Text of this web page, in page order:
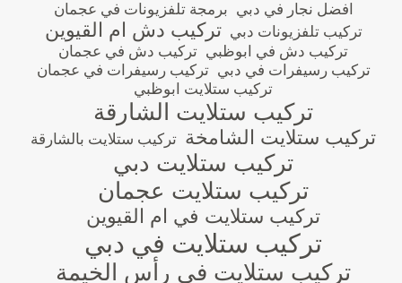
افضل نجار في دبي برمجة تلفزيونات في عجمان
تركيب تلفزيونات دبي تركيب دش ام القيوين
تركيب دش في ابوظبي تركيب دش في عجمان
تركيب رسيفرات في دبي تركيب رسيفرات في عجمان
تركيب ستلايت ابوظبي
تركيب ستلايت الشارقة
تركيب ستلايت الشامخة تركيب ستلايت بالشارقة
تركيب ستلايت دبي
تركيب ستلايت عجمان
تركيب ستلايت في ام القيوين
تركيب ستلايت في دبي
تركيب ستلايت في رأس الخيمة